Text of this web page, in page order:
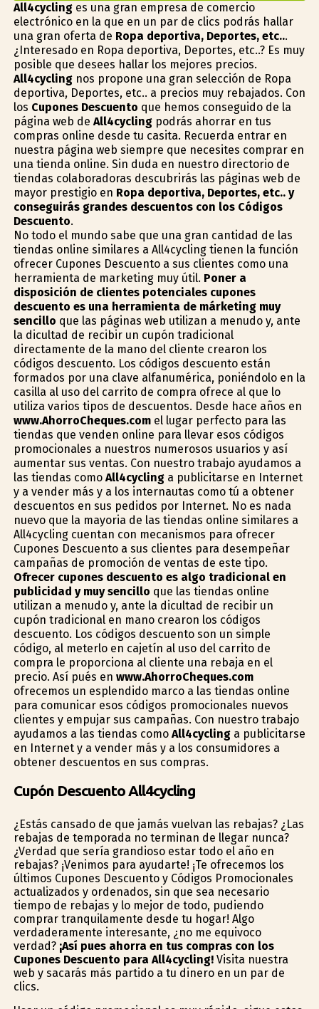
All4cyclinges una gran empresa de comercio
electrónico en la que en un par de clics podrás hallar
una gran oferta de Ropa deportiva, Deportes, etc...
¿Interesado en Ropa deportiva, Deportes, etc..? Es muy
posible que desees hallar los mejores precios.
All4cyclingnos propone una gran selección de Ropa
deportiva, Deportes, etc.. a precios muy rebajados. Con
los Cupones Descuento que hemos conseguido de la
página web de All4cyclingpodrás ahorrar en tus
compras online desde tu casita. Recuerda entrar en
nuestra página web siempre que necesites comprar en
una tienda online. Sin duda en nuestro directorio de
tiendas colaboradoras descubrirás las páginas web de
mayor prestigio en Ropa deportiva, Deportes, etc.. y
conseguirás grandes descuentos con los Códigos
Descuento.
No todo el mundo sabe que una gran cantidad de las
tiendas online similares a All4cycling tienen la función
ofrecer Cupones Descuento a sus clientes como una
herramienta de marketing muy útil. Poner a
disposición de clientes potenciales cupones
descuento es una herramienta de márketing muy
sencillo que las páginas web utilizan a menudo y, ante
la dificultad de recibir un cupón tradicional
directamente de la mano del cliente crearon los
códigos descuento. Los códigos descuento están
formados por una clave alfanumérica, poniéndolo en la
casilla al uso del carrito de compra ofrece al que lo
utiliza varios tipos de descuentos. Desde hace años en
www.AhorroCheques.comel lugar perfecto para las
tiendas que venden online para llevar esos códigos
promocionales a nuestros numerosos usuarios y así
aumentar sus ventas. Con nuestro trabajo ayudamos a
las tiendas como All4cyclinga publicitarse en Internet
y a vender más y a los internautas como tú a obtener
descuentos en sus pedidos por Internet. No es nada
nuevo que la mayoria de las tiendas online similares a
All4cycling cuentan con mecanismos para ofrecer
Cupones Descuento a sus clientes para desempeñar
campañas de promoción de ventas de este tipo.
Ofrecer cupones descuento es algo tradicional en
publicidad y muy sencillo que las tiendas online
utilizan a menudo y, ante la dificultad de recibir un
cupón tradicional en mano crearon los códigos
descuento. Los códigos descuento son un simple
código, al meterlo en cajetín al uso del carrito de
compra le proporciona al cliente una rebaja en el
precio. Así pués en www.AhorroCheques.com
ofrecemos un esplendido marco a las tiendas online
para comunicar esos códigos promocionales nuevos
clientes y empujar sus campañas. Con nuestro trabajo
ayudamos a las tiendas como All4cyclinga publicitarse
en Internet y a vender más y a los consumidores a
obtener descuentos en sus compras.
Cupón Descuento All4cycling
¿Estás cansado de que jamás vuelvan las rebajas? ¿Las
rebajas de temporada no terminan de llegar nunca?
¿Verdad que sería grandioso estar todo el año en
rebajas? ¡Venimos para ayudarte! ¡Te ofrecemos los
últimos Cupones Descuento y Códigos Promocionales
actualizados y ordenados, sin que sea necesario
tiempo de rebajas y lo mejor de todo, pudiendo
comprar tranquilamente desde tu hogar! Algo
verdaderamente interesante, ¿no me equivoco
verdad? ¡Así pues ahorra en tus compras con los
Cupones Descuento para All4cycling!Visita nuestra
web y sacarás más partido a tu dinero en un par de
clics.